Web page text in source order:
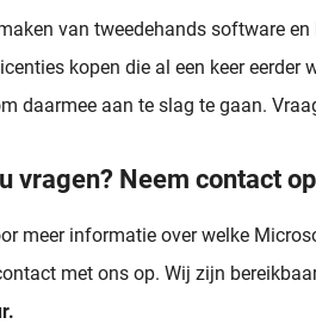
van tweedehands software
kopen die al een keer eerder
daarmee aan te slag te gaan.
vragen? Neem contact
meer informatie over welke
met ons op. Wij zijn